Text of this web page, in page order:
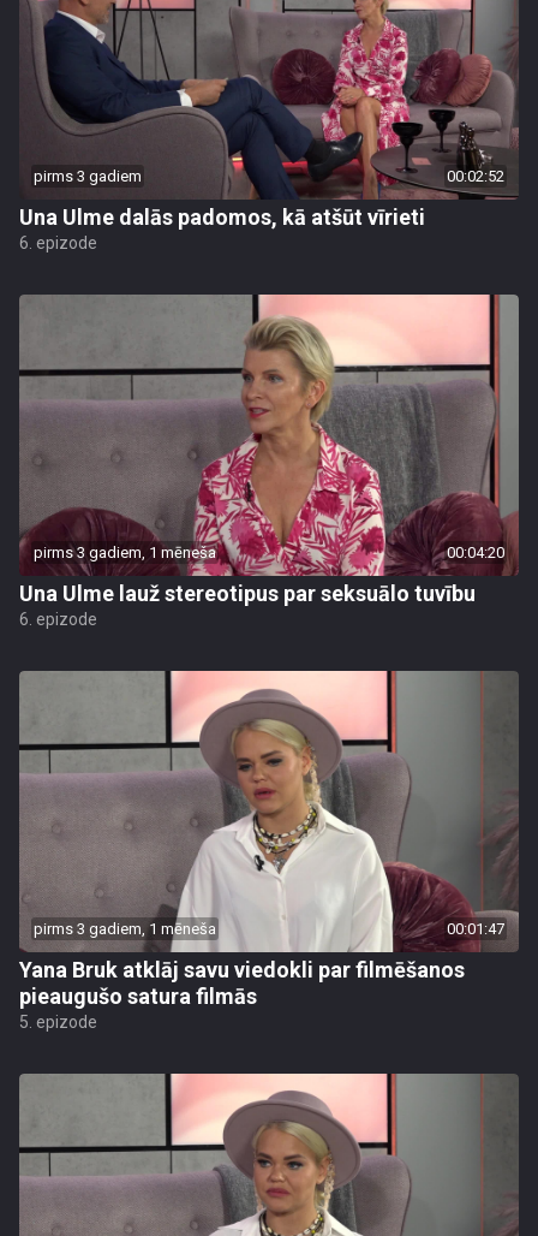
pirms 3 gadiem 00:02:52
Una Ulme dalās padomos, kā atšūt vīrieti
6. epizode
pirms 3 gadiem, 1 mēneša 00:04:20
Una Ulme lauž stereotipus par seksuālo tuvību
6. epizode
pirms 3 gadiem, 1 mēneša 00:01:47
Yana Bruk atklāj savu viedokli par filmēšanos
pieaugušo satura filmās
5. epizode